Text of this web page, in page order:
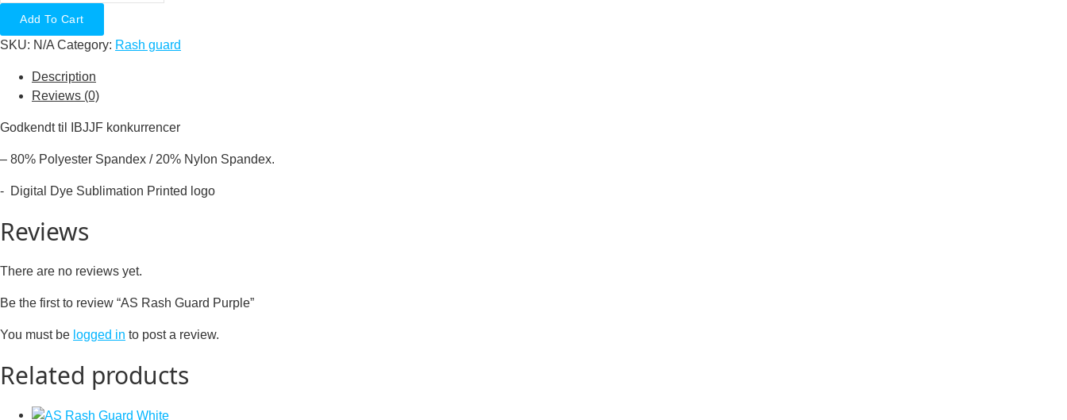
Rash
Guard
Purple
Add To Cart
SKU: N/A Category: Rash guard
Description
Reviews (0)
Godkendt til IBJJF konkurrencer
– 80% Polyester Spandex / 20% Nylon Spandex.
​- Digital Dye Sublimation Printed logo
Reviews
There are no reviews yet.
Be the first to review “AS Rash Guard Purple”
You must be logged in to post a review.
Related products